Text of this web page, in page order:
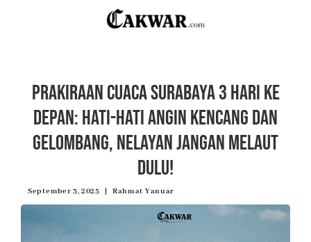
Prakiraan Cuaca Surabaya 3 Hari ke
Depan: Hati-hati Angin Kencang dan
Gelombang, Nelayan Jangan Melaut
Dulu!
September 3, 2025 Rahmat Yanuar